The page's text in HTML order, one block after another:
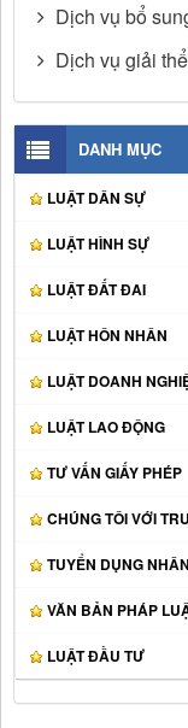
Dịch vụ bổ
Dịch vụ giải
DANH MỤC
LUẬT DÂN SỰ
LUẬT HÌNH SỰ
LUẬT ĐẤT ĐAI
LUẬT HÔN NHÂN
LUẬT DOANH
LUẬT LAO ĐỘNG
TƯ VẤN GIẤY PHÉP
CHÚNG TÔI VỚI
TUYỂN DỤNG
VĂN BẢN PHÁP
LUẬT ĐẦU TƯ